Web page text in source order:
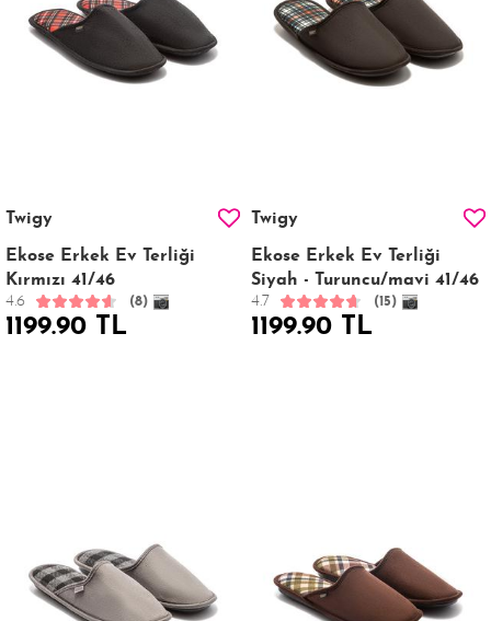
Twigy
Ekose Erkek Ev Terliği
Kırmızı 41/46
4.6 (8)
1199.90 TL
Twigy
Ekose Erkek Ev Terliği
Siyah - Turuncu/mavi 41/46
4.7 (15)
1199.90 TL